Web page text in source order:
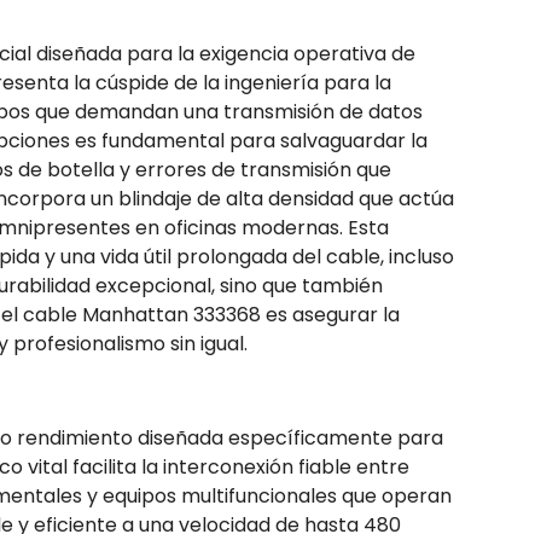
diseñada para la exigencia operativa de
la cúspide de la ingeniería para la
que demandan una transmisión de datos
es fundamental para salvaguardar la
de botella y errores de transmisión que
un blindaje de alta densidad que actúa
en oficinas modernas. Esta
y una vida útil prolongada del cable, incluso
excepcional, sino que también
cable Manhattan 333368 es asegurar la
sin igual.
rendimiento diseñada específicamente para
vital facilita la interconexión fiable entre
y equipos multifuncionales que operan
y eficiente a una velocidad de hasta 480